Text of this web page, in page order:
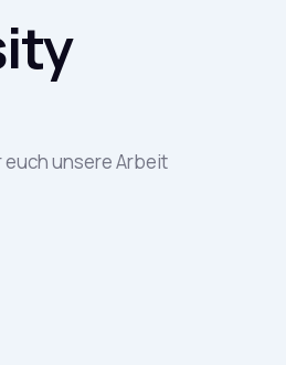
euch unsere Arbeit